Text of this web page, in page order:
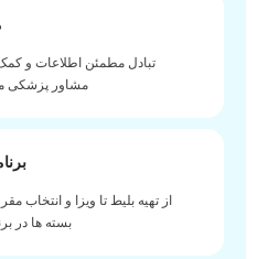
تبادل مطمئن اطلاعات و
مشاور پزشکی
از تهیه بلیط تا ویزا و انتخاب
بسته ها در